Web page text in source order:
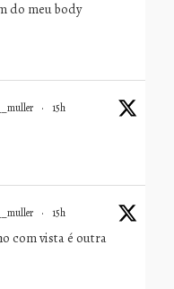
do meu body
· 15h
· 15h
com vista é outra